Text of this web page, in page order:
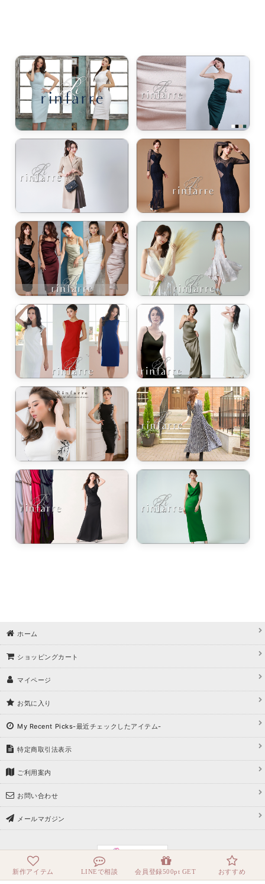
新作アイテム LINEで相談 会員登録500pt GET おすすめ
ホーム
ショッピングカート
マイページ
お気に入り
My Recent Picks-最近チェックしたアイテム-
特定商取引法表示
ご利用案内
お問い合わせ
メールマガジン